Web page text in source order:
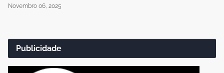
Novembro 06, 2025
Publicidade